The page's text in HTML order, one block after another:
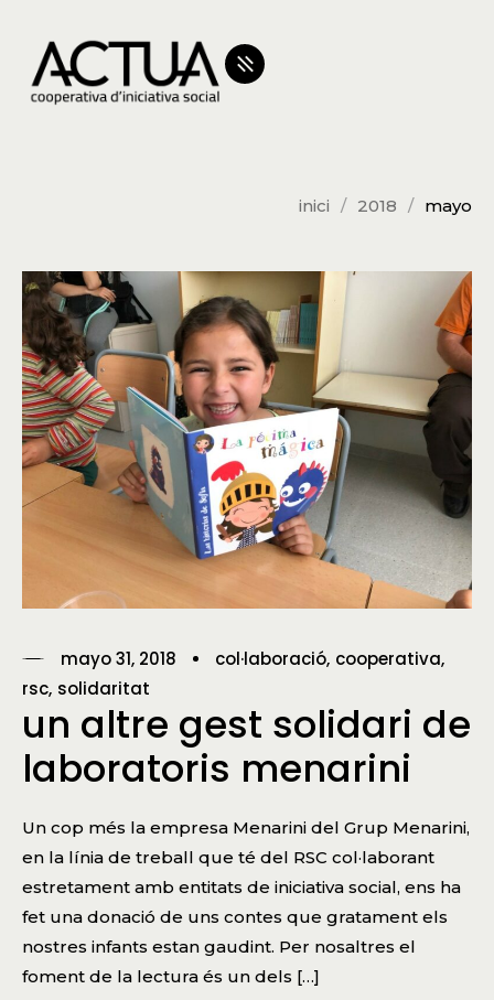
inici 2018 mayo
mayo 31, 2018 col·laboració cooperativa
rsc solidaritat
un altre gest solidari de
laboratoris menarini
Un cop més la empresa Menarini del Grup Menarini,
en la línia de treball que té del RSC col·laborant
estretament amb entitats de iniciativa social, ens ha
fet una donació de uns contes que gratament els
nostres infants estan gaudint. Per nosaltres el
foment de la lectura és un dels […]